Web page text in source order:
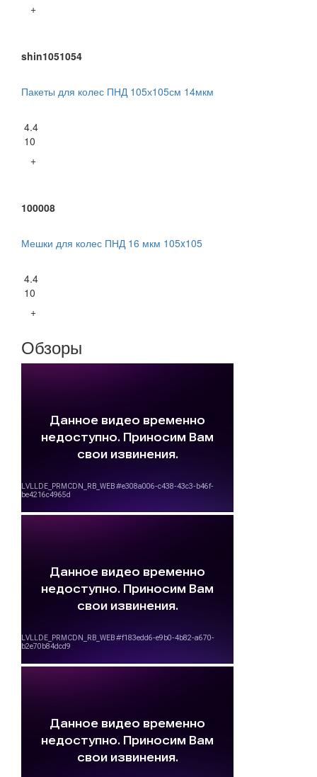
+
shin1051054
Пакеты для колес ПНД 105х105см 14мкм
4.4
10
+
100008
Мешки для колес ПНД 16 мкм 105x105
4.4
10
+
Обзоры